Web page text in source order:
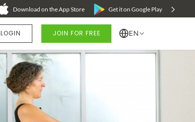
Download on the App Store Get it on Google Play
LOGIN JOIN FOR FREE EN